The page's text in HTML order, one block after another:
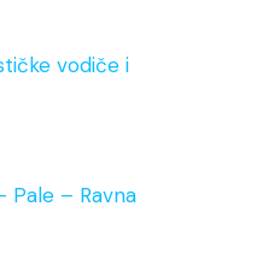
vodiče i
Pale – Ravna